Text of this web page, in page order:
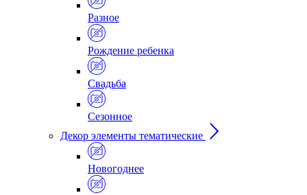
Разное
Рождение ребенка
Свадьба
Сезонное
Декор элементы тематические
Новогоднее